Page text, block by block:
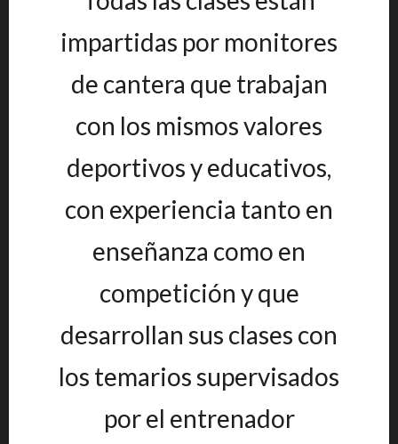
impartidas por monitores
de cantera que trabajan
con los mismos valores
deportivos y educativos,
con experiencia tanto en
enseñanza como en
competición y que
desarrollan sus clases con
los temarios supervisados
por el entrenador